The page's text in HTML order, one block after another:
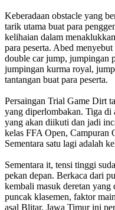
Keberadaan obstacle yang
tarik utama buat para
kelihaian dalam
para peserta. Abed
double car jump, jumpingan
jumpingan kurma royal,
tantangan buat para peserta.
Persaingan Trial Game Dirt
yang diperlombakan. Tiga di
yang akan diikuti dan jadi
kelas FFA Open, Campuran
Sementara satu lagi adalah
Sementara it, tensi tinggi
pekan depan. Berkaca dari
kembali masuk deretan
puncak klasemen, faktor
asal Blitar, Jawa Timur ini